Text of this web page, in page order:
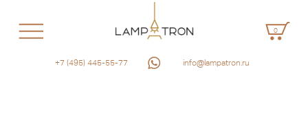
0
+7 (495) 445-55-77 info@lampatron.ru